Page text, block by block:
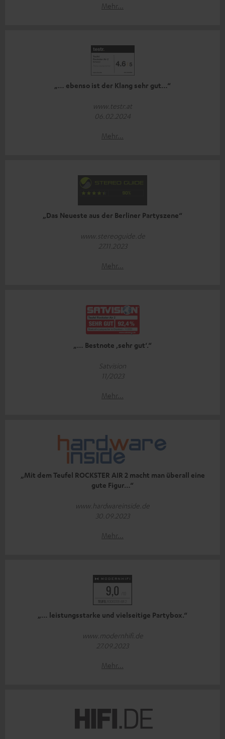
Mehr...
„… ebenso ist der Klang sehr gut…“
www.testr.at
06.02.2024
Mehr...
„Das Neueste aus der Berliner Partyszene“
www.stereoguide.de
27.11.2023
Mehr...
„… Bestnote ‚sehr gut‘.“
Satvision
11/2023
Mehr...
„Mit dem Teufel ROCKSTER AIR 2 macht man überall eine
gute Figur…“
www.hardwareinside.de
30.09.2023
Mehr...
„… leistungsstarke und vielseitige Partybox.“
www.modernhifi.de
27.09.2023
Mehr...